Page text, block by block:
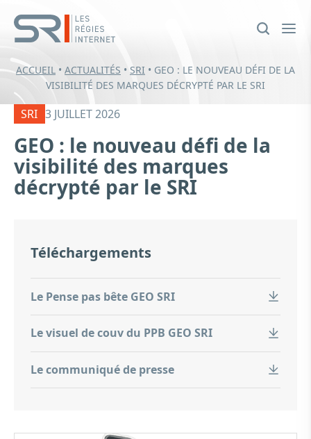
ACCUEIL • ACTUALITÉS • SRI • GEO : LE NOUVEAU DÉFI DE LA
VISIBILITÉ DES MARQUES DÉCRYPTÉ PAR LE SRI
SRI 3 JUILLET 2026
GEO : le nouveau défi de la
visibilité des marques
décrypté par le SRI
Téléchargements
Le Pense pas bête GEO SRI
Le visuel de couv du PPB GEO SRI
Le communiqué de presse